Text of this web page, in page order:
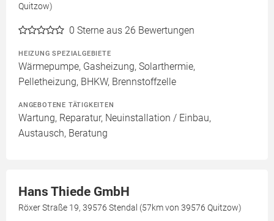
Quitzow)
0 Sterne aus 26 Bewertungen
HEIZUNG SPEZIALGEBIETE
Wärmepumpe, Gasheizung, Solarthermie,
Pelletheizung, BHKW, Brennstoffzelle
ANGEBOTENE TÄTIGKEITEN
Wartung, Reparatur, Neuinstallation / Einbau,
Austausch, Beratung
Hans Thiede GmbH
Röxer Straße 19, 39576 Stendal (57km von 39576 Quitzow)